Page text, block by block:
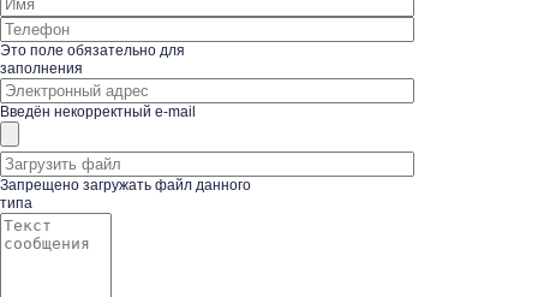
Это поле обязательно для
заполнения
Введён некорректный e-mail
Запрещено загружать файл данного
типа